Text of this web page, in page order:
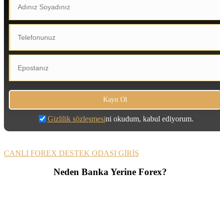
Gizlilik sözleşmesini okudum, kabul ediyorum.
CANLI FOREX DESTEK ODASI GİRİŞ
Neden Banka Yerine Forex?